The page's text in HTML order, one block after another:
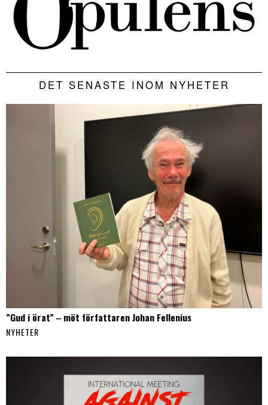
DET SENASTE INOM NYHETER
”Gud i örat” ‒ möt författaren Johan Fellenius
NYHETER